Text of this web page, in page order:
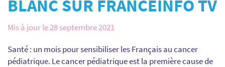
BLANC SUR FRANCEINFO TV
Mis à jour le 28 septembre 2021
Santé : un mois pour sensibiliser les Français au cancer
pédiatrique. Le cancer pédiatrique est la première cause de